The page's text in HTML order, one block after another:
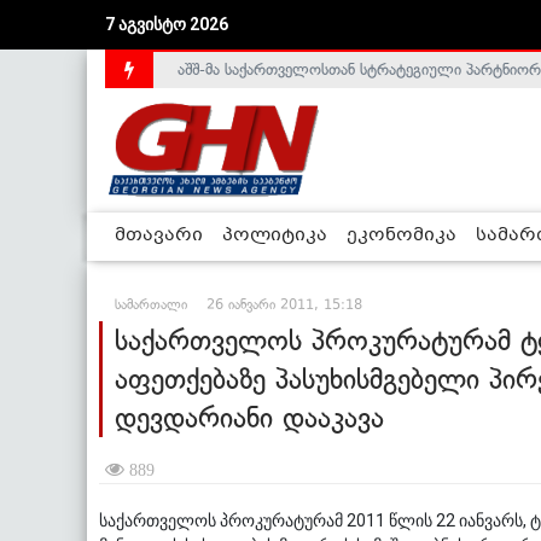
7 აგვისტო 2026
საქართველოს დე-ფაქტო მთავრობა
აშშ-მა საქართველოსთან სტრატეგიული
მთავარი პოლიტიკა ეკონომიკა
სამართალი 26 იანვარი 2011, 15:18
საქართველოს პროკურატურამ
აფეთქებაზე პასუხისმგებელი
დევდარიანი დააკავა
889
საქართველოს პროკურატურამ 2011 წლის 22 იანვარს,